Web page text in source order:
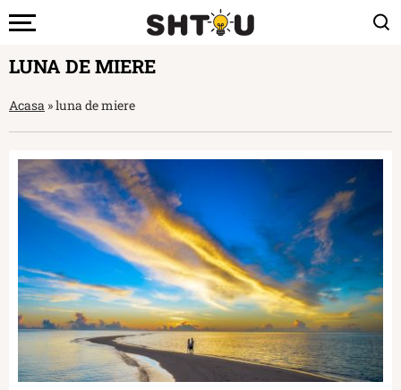
LUNA DE MIERE
Acasa »luna de miere